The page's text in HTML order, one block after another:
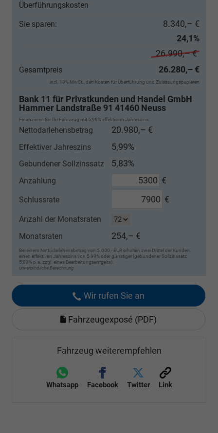
Überführungskosten
Sie sparen:
8.340,– €
24,1%
26.990,– €
Gesamtpreis 26.280,– €
incl. 19% MwSt., den Kosten für Überführung und Zulassungspapieren
Bank 11 für Privatkunden und Handel GmbH
Hammer Landstraße 91 41460 Neuss
Finanzieren Sie Ihr Fahrzeug mit 5,99% effektivem Jahreszins.
Nettodarlehensbetrag 20.980,– €
Effektiver Jahreszins 5,99%
Gebundener Sollzinssatz 5,83%
Anzahlung €
Schlussrate €
Anzahl der Monatsraten
Monatsraten
254,– €
Bei einem Nettodarlehensbetrag von 5.000,- EUR erhalten zwei Drittel der Kunden
einen effektiven Jahreszins von 5,99% oder günstiger (gebundener Sollzinssatz
5,83% p.a. zzgl. eines Bearbeitungsentgelts).
unverbindliche Berechnung
Wir rufen Sie an
Fahrzeugexposé (PDF)
Fahrzeug weiterempfehlen
Whatsapp Facebook Twitter Link